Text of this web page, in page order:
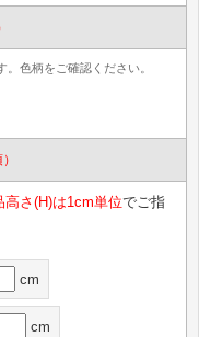
色柄をご確認ください。
さ(H)は1cm単位でご指
cm
cm